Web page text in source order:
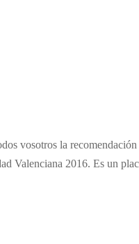
vosotros la
Valenciana 2016. Es un